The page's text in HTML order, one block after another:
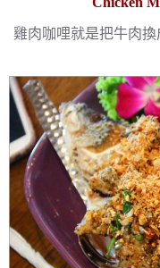
雞肉咖哩就是把牛肉